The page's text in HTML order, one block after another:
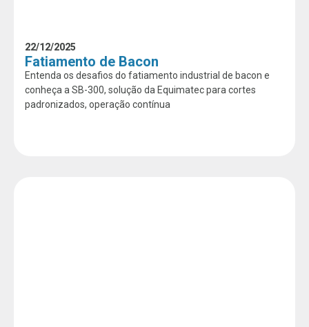
22/12/2025
Fatiamento de Bacon
Entenda os desafios do fatiamento industrial de bacon e
conheça a SB-300, solução da Equimatec para cortes
padronizados, operação contínua